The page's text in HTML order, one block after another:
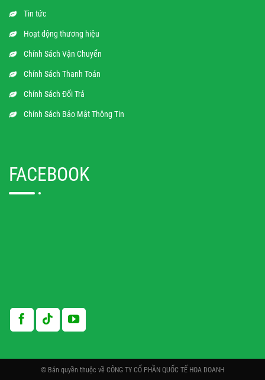
Tin tức
Hoạt động thương hiệu
Chính Sách Vận Chuyển
Chính Sách Thanh Toán
Chính Sách Đổi Trả
Chính Sách Bảo Mật Thông Tin
FACEBOOK
© Bản quyền thuộc về CÔNG TY CỔ PHẦN QUỐC TẾ HOA DOANH